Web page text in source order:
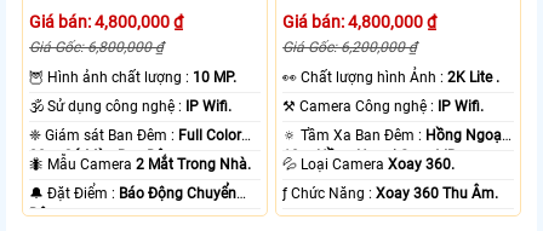
Giá bán: 4,800,000 ₫
Giá Gốc: 6,800,000 ₫
🦉 Hình ảnh chất lượng : 10 MP.
🕉️ Sử dụng công nghệ :
IP Wifi.
❈ Giám sát Ban Đêm : Full Color
20m Có Màu Ban Ðêm.
🐜 Mẫu Camera2 Mắt Trong Nhà.
️🔔 Đặt Điểm : Báo Động Chuyển
Động.
Giá bán: 4,800,000 ₫
Giá Gốc: 6,200,000 ₫
️👀 Chất lượng hình Ảnh :2K Lite .
⚒ Camera Công nghệ :
IP Wifi.
🔅 Tầm Xa Ban Đêm : Hồng Ngoại
10m Hồng Ngoại Smart IR.
💦 Loại CameraXoay 360.
️ƒ Chức Năng :Xoay 360 Thu Âm.